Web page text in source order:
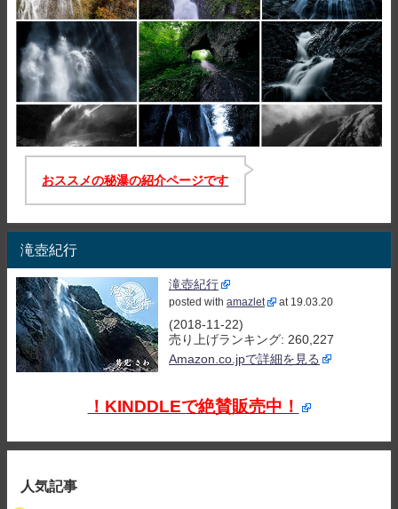
おススメの秘瀑の紹介ページです
滝壺紀行
滝壺紀行
posted with amazlet at 19.03.20
(2018-11-22)
売り上げランキング: 260,227
Amazon.co.jpで詳細を見る
！KINDDLEで絶賛販売中！
人気記事